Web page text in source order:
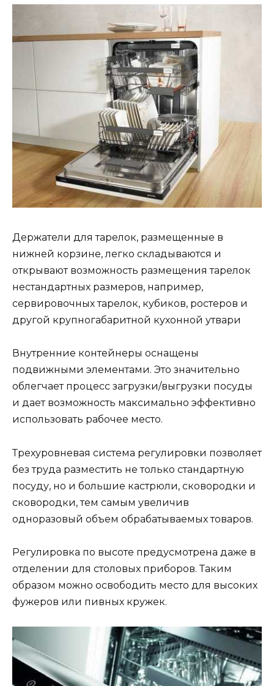
Держатели для тарелок, размещенные в
нижней корзине, легко складываются и
открывают возможность размещения тарелок
нестандартных размеров, например,
сервировочных тарелок, кубиков, ростеров и
другой крупногабаритной кухонной утвари
Внутренние контейнеры оснащены
подвижными элементами. Это значительно
облегчает процесс загрузки/выгрузки посуды
и дает возможность максимально эффективно
использовать рабочее место.
Трехуровневая система регулировки позволяет
без труда разместить не только стандартную
посуду, но и большие кастрюли, сковородки и
сковородки, тем самым увеличив
одноразовый объем обрабатываемых товаров.
Регулировка по высоте предусмотрена даже в
отделении для столовых приборов. Таким
образом можно освободить место для высоких
фужеров или пивных кружек.